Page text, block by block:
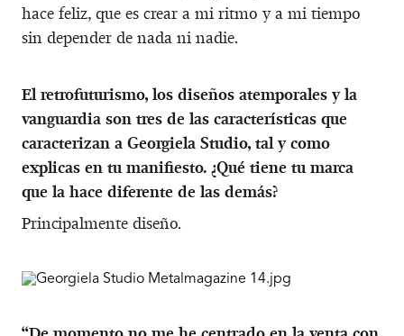
hace feliz, que es crear a mi ritmo y a mi tiempo
sin depender de nada ni nadie.
El retrofuturismo, los diseños atemporales y la
vanguardia son tres de las características que
caracterizan a Georgiela Studio, tal y como
explicas en tu manifiesto. ¿Qué tiene tu marca
que la hace diferente de las demás?
Principalmente diseño.